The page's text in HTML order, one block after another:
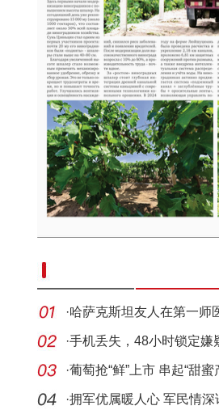
·哈萨克斯坦友人在第一师
之旅
·手机丢失，48小时锁定嫌
·葡萄抢“鲜”上市 串起“甜蜜
·拥军优属暖人心 军民情深